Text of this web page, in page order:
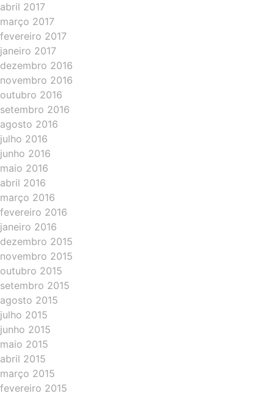
abril 2017
março 2017
fevereiro 2017
janeiro 2017
dezembro 2016
novembro 2016
outubro 2016
setembro 2016
agosto 2016
julho 2016
junho 2016
maio 2016
abril 2016
março 2016
fevereiro 2016
janeiro 2016
dezembro 2015
novembro 2015
outubro 2015
setembro 2015
agosto 2015
julho 2015
junho 2015
maio 2015
abril 2015
março 2015
fevereiro 2015